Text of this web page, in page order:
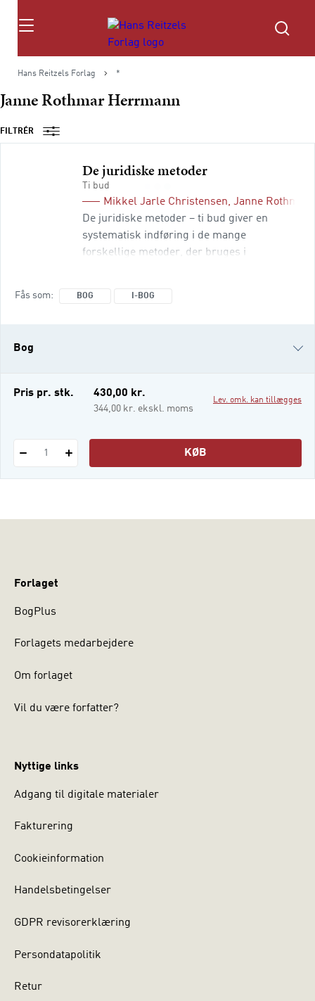
Søg
Hans Reitzels Forlag *
Janne Rothmar Herrmann
FILTRÉR
De juridiske metoder
Ti bud
Mikkel Jarle Christensen, Janne Rothmar
De juridiske metoder – ti bud giver en
systematisk indføring i de mange
forskellige metoder, der bruges i
forskellige juridiske og
Fås som BOG I-BOG
Bog
i-bog
Pris pr. stk. 430,00 kr.
344,00 kr. ekskl. moms
Lev. omk. kan tillægges
1 KØB
Forlaget
BogPlus
Forlagets medarbejdere
Om forlaget
Vil du være forfatter?
Nyttige links
Adgang til digitale materialer
Fakturering
Cookieinformation
Handelsbetingelser
GDPR revisorerklæring
Persondatapolitik
Retur